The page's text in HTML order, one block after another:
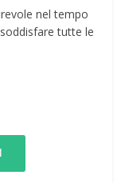
nel tempo
tutte le